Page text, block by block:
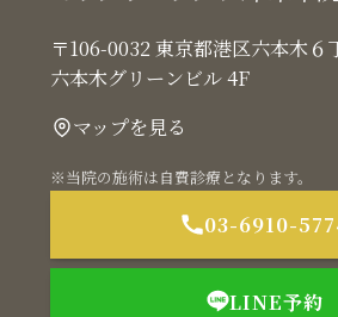
〒106-0032 東京都港区六本木６
六本木グリーンビル 4F
マップを見る
※当院の施術は自費診療となります。
03-6910-
LINE予約